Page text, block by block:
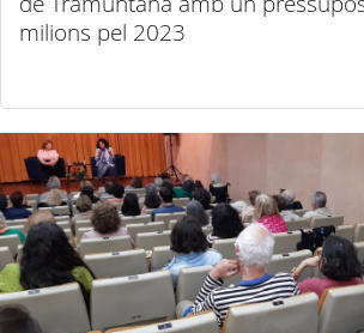
milions pel 2023